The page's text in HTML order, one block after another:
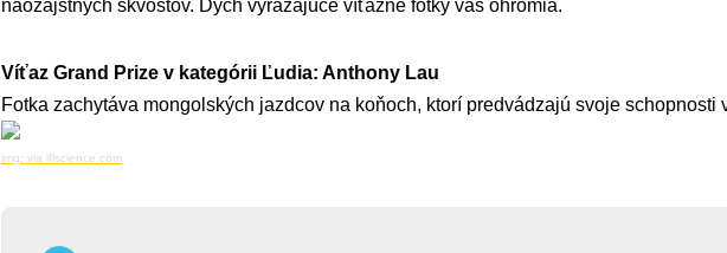
naozajstných skvostov. Dych vyrážajúce víťazné fotky vás ohromia.
Víťaz Grand Prize v kategórii Ľudia: Anthony Lau
Fotka zachytáva mongolských jazdcov na koňoch, ktorí predvádzajú svoje schopnosti
img: via iflscience.com